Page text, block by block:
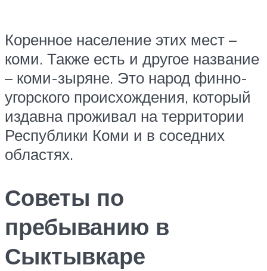
Коренное население этих мест –
коми. Также есть и другое название
– коми-зыряне. Это народ финно-
угорского происхождения, который
издавна проживал на территории
Республики Коми и в соседних
областях.
Советы по
пребыванию в
Сыктывкаре